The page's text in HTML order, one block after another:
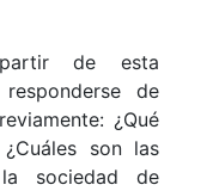
de esta
de
¿Qué
son las
sociedad de